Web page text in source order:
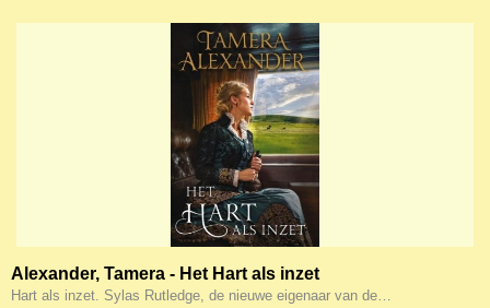
Alexander, Tamera - Het Hart als inzet
Hart als inzet. Sylas Rutledge, de nieuwe eigenaar van de…